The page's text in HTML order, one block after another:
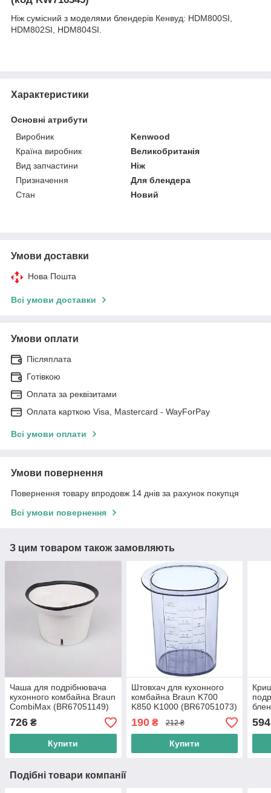
Ніж сумісний з моделями блендерів Кенвуд: HDM800SI,
HDM802SI, HDM804SI.
Характеристики
Основні атрибути
Виробник
Kenwood
Країна виробник
Великобританія
Вид запчастини
Ніж
Призначення
Для блендера
Стан
Новий
Умови доставки
Нова Пошта
Всі умови доставки
Умови оплати
Післяплата
Готівкою
Оплата за реквізитами
Оплата карткою Visa, Mastercard - WayForPay
Всі умови оплати
Умови повернення
Повернення товару впродовж 14 днів за рахунок покупця
Всі умови повернення
З цим товаром також замовляють
Чаша для подрібнювача
кухонного комбайна Braun
CombiMax (BR67051149)
726 ₴
Купити
Штовхач для кухонного
комбайна Braun K700
K850 K1000 (BR67051073)
190₴ 212 ₴
Купити
594
Подібні товари компанії